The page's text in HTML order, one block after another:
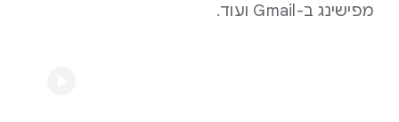
מפישינג ב-Gmail ועוד.